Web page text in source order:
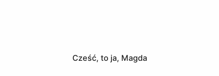
Cześć, to ja, Magda